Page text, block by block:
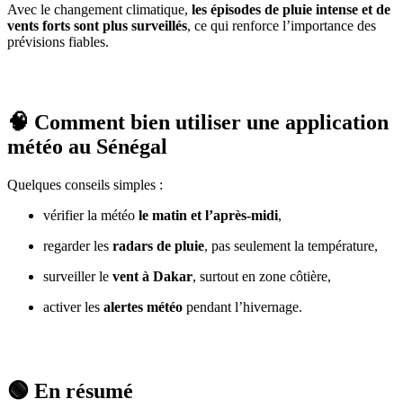
Avec le changement climatique, les épisodes de pluie intense et de
vents forts sont plus surveillés, ce qui renforce l’importance des
prévisions fiables.
🧠 Comment bien utiliser une application
météo au Sénégal
Quelques conseils simples :
vérifier la météo le matin et l’après-midi,
regarder les radars de pluie, pas seulement la température,
surveiller le vent à Dakar, surtout en zone côtière,
activer les alertes météo pendant l’hivernage.
🟢 En résumé